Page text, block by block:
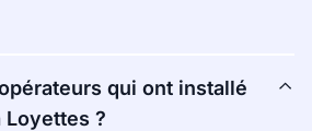
qui ont installé
Loyettes ?